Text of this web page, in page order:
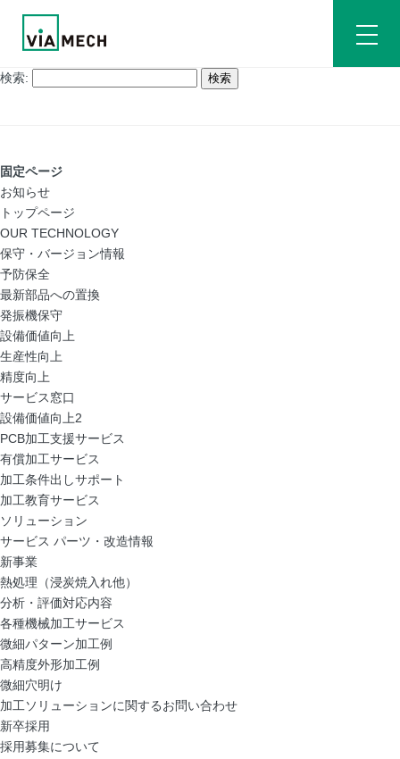
検索:
固定ページ
お知らせ
トップページ
OUR TECHNOLOGY
保守・バージョン情報
予防保全
最新部品への置換
発振機保守
設備価値向上
生産性向上
精度向上
サービス窓口
設備価値向上2
PCB加工支援サービス
有償加工サービス
加工条件出しサポート
加工教育サービス
ソリューション
サービス パーツ・改造情報
新事業
熱処理（浸炭焼入れ他）
分析・評価対応内容
各種機械加工サービス
微細パターン加工例
高精度外形加工例
微細穴明け
加工ソリューションに関するお問い合わせ
新卒採用
採用募集について